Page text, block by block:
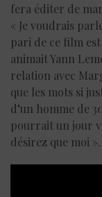
fera éditer de
« Je voudrais
pari de ce film
animait Yann
relation avec
que les mots si
d’un homme de
pourrait un jour
désirez que moi ».